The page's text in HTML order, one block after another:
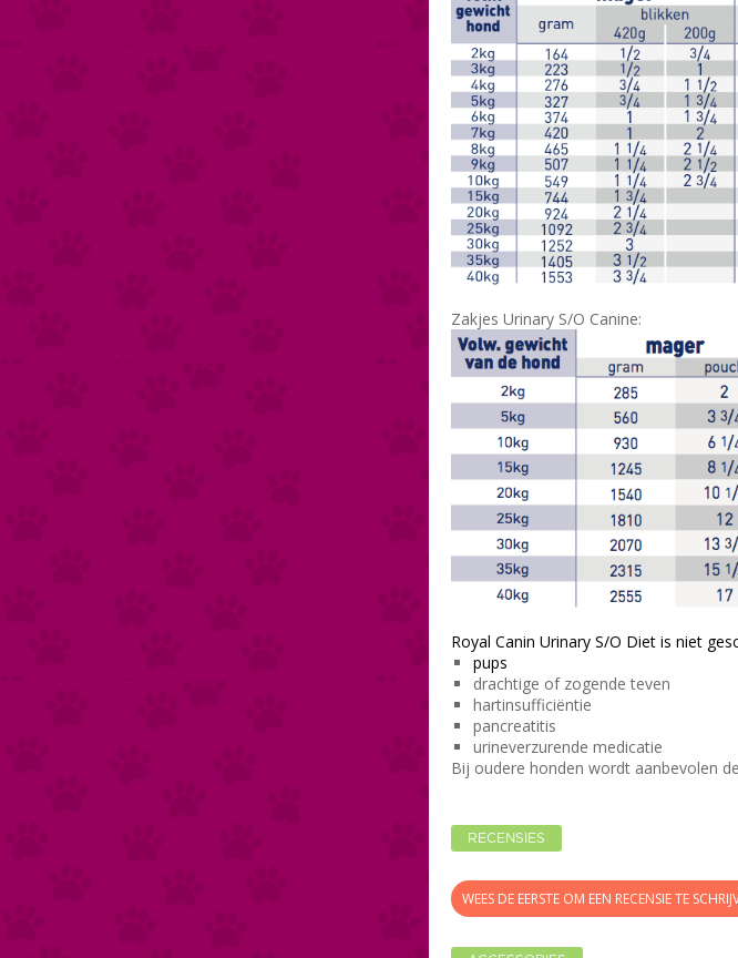
Zakjes Urinary S/O Canine:
Royal Canin Urinary S/O Diet is niet
pups
drachtige of zogende teven
hartinsufficiëntie
pancreatitis
urineverzurende medicatie
Bij oudere honden wordt aanbevolen
RECENSIES
WEES DE EERSTE OM EEN RECENSIE TE